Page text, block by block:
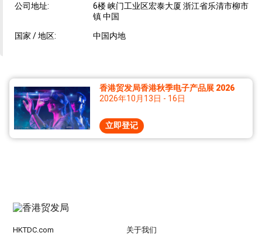
公司地址:
6楼 峡门工业区宏泰大厦 浙江省乐清市柳市
镇 中国
国家 / 地区: 中国内地
香港贸发局香港秋季电子产品展 2026
2026年10月13日 - 16日
立即登记
HKTDC.com 关于我们